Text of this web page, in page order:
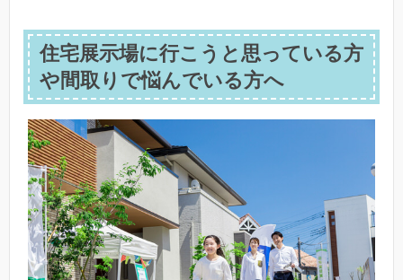
住宅展示場に行こうと思っている方
や間取りで悩んでいる方へ